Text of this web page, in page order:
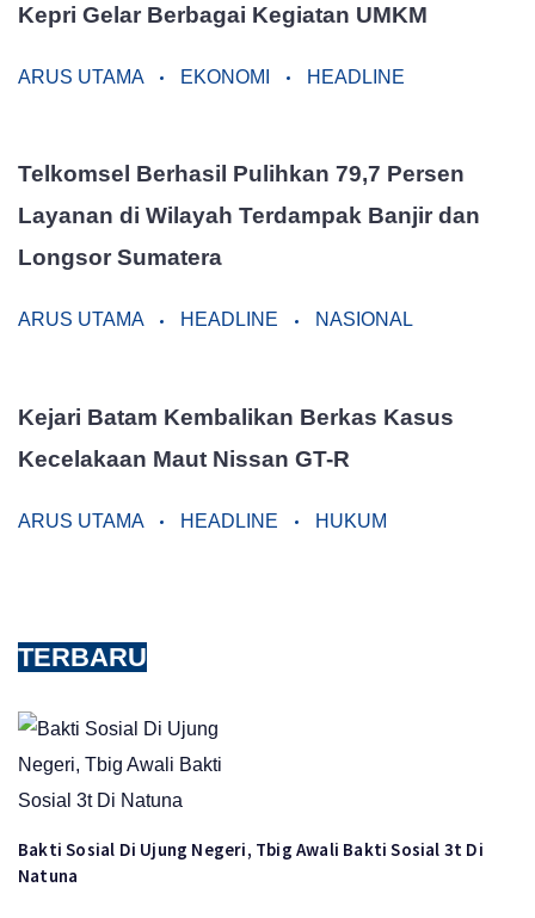
Kepri Gelar Berbagai Kegiatan UMKM
ARUS UTAMA EKONOMI HEADLINE
Telkomsel Berhasil Pulihkan 79,7 Persen
Layanan di Wilayah Terdampak Banjir dan
Longsor Sumatera
ARUS UTAMA HEADLINE NASIONAL
Kejari Batam Kembalikan Berkas Kasus
Kecelakaan Maut Nissan GT-R
ARUS UTAMA HEADLINE HUKUM
TERBARU
Bakti Sosial Di Ujung Negeri, Tbig Awali Bakti Sosial 3t Di
Natuna